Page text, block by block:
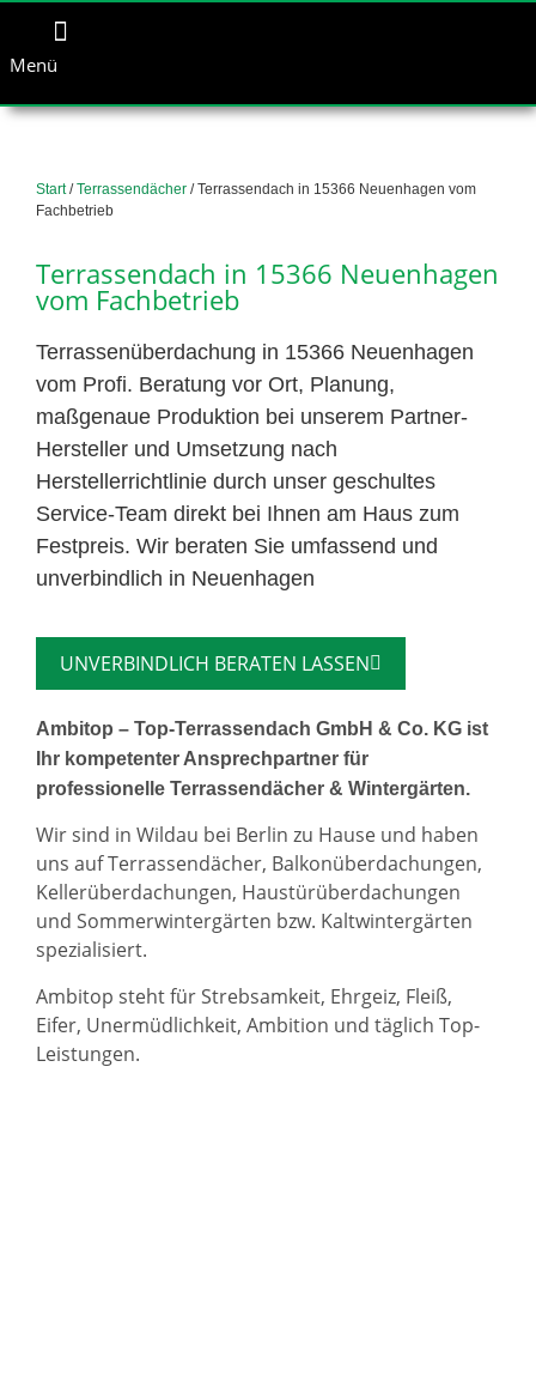
Menü
Start/Terrassendächer / Terrassendach in 15366 Neuenhagen vom
Fachbetrieb
Terrassendach in 15366 Neuenhagen
vom Fachbetrieb
Terrassenüberdachung in 15366 Neuenhagen
vom Profi. Beratung vor Ort, Planung,
maßgenaue Produktion bei unserem Partner-
Hersteller und Umsetzung nach
Herstellerrichtlinie durch unser geschultes
Service-Team direkt bei Ihnen am Haus zum
Festpreis. Wir beraten Sie umfassend und
unverbindlich in Neuenhagen
UNVERBINDLICH BERATEN LASSEN
Ambitop – Top-Terrassendach GmbH & Co. KG ist
Ihr kompetenter Ansprechpartner für
professionelle Terrassendächer & Wintergärten.
Wir sind in Wildau bei Berlin zu Hause und haben
uns auf Terrassendächer, Balkonüberdachungen,
Kellerüberdachungen, Haustürüberdachungen
und Sommerwintergärten bzw. Kaltwintergärten
spezialisiert.
Ambitop steht für Strebsamkeit, Ehrgeiz, Fleiß,
Eifer, Unermüdlichkeit, Ambition und täglich Top-
Leistungen.